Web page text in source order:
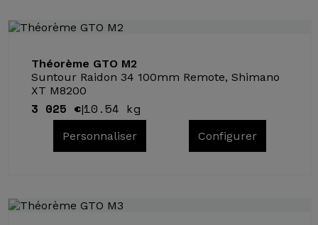
Théorème GTO M2
Suntour Raidon 34 100mm Remote, Shimano
XT M8200
3 025 €|10.54 kg
Personnaliser Configurer